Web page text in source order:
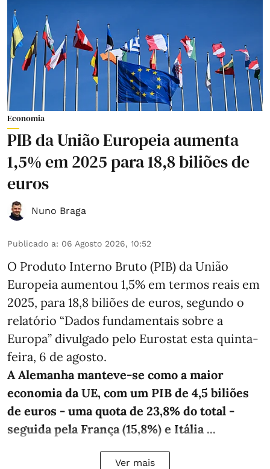
Economia
PIB da União Europeia aumenta
1,5% em 2025 para 18,8 biliões de
euros
Nuno Braga
Publicado a: 06 Agosto 2026, 10:52
O Produto Interno Bruto (PIB) da União
Europeia aumentou 1,5% em termos reais em
2025, para 18,8 biliões de euros, segundo o
relatório “Dados fundamentais sobre a
Europa” divulgado pelo Eurostat esta quinta-
feira, 6 de agosto.
A Alemanha manteve‑se como a maior
economia da UE, com um PIB de 4,5 biliões
de euros - uma quota de 23,8% do total -
seguida pela França (15,8%) e Itália ...
Ver mais